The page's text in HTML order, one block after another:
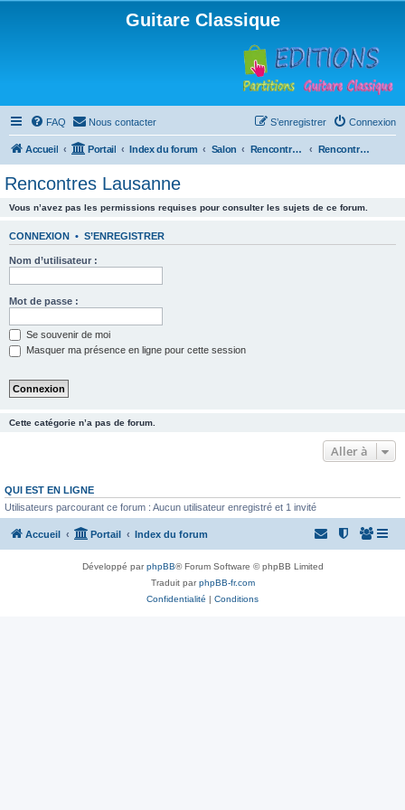
Guitare Classique
FAQ Nous contacter Connexion
S’enregistrer
Accueil Portail Index du forum Salon Rencontres musicales Rencontres Lausanne
Rencontres Lausanne
Vous n’avez pas les permissions requises pour consulter les sujets de ce forum.
CONNEXION • S’ENREGISTRER
Nom d’utilisateur :
Mot de passe :
Se souvenir de moi
Masquer ma présence en ligne pour cette session
Cette catégorie n’a pas de forum.
Aller à
QUI EST EN LIGNE
Utilisateurs parcourant ce forum : Aucun utilisateur enregistré et 1 invité
Accueil Portail Index du forum
Développé parphpBB® Forum Software © phpBB Limited
Traduit parphpBB-fr.com
Confidentialité | Conditions